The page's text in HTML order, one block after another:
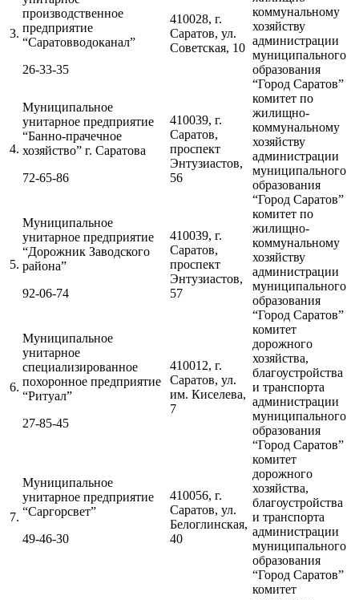
3.
производственное
предприятие
“Саратовводоканал”
26-33-35
410028, г.
Саратов, ул.
Советская, 10
коммунальному
хозяйству
администрации
муниципального
образования
“Город Саратов”
4.
Муниципальное
унитарное предприятие
“Банно-прачечное
хозяйство” г. Саратова
72-65-86
410039, г.
Саратов,
проспект
Энтузиастов,
56
комитет по
жилищно-
коммунальному
хозяйству
администрации
муниципального
образования
“Город Саратов”
5.
Муниципальное
унитарное предприятие
“Дорожник Заводского
района”
92-06-74
410039, г.
Саратов,
проспект
Энтузиастов,
57
комитет по
жилищно-
коммунальному
хозяйству
администрации
муниципального
образования
“Город Саратов”
6.
Муниципальное
унитарное
специализированное
похоронное предприятие
“Ритуал”
27-85-45
410012, г.
Саратов, ул.
им. Киселева,
7
комитет
дорожного
хозяйства,
благоустройства
и транспорта
администрации
муниципального
образования
“Город Саратов”
7.
Муниципальное
унитарное предприятие
“Саргорсвет”
49-46-30
410056, г.
Саратов, ул.
Белоглинская,
40
комитет
дорожного
хозяйства,
благоустройства
и транспорта
администрации
муниципального
образования
“Город Саратов”
комитет